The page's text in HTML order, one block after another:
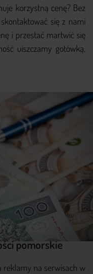
korzystną cenę? Bez
się z nami
i przestać martwić się
uiszczamy gotówką,
pomorskie
reklamy na serwisach w